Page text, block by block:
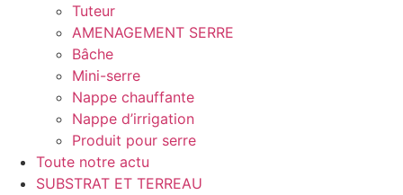
Tuteur
AMENAGEMENT SERRE
Bâche
Mini-serre
Nappe chauffante
Nappe d’irrigation
Produit pour serre
Toute notre actu
SUBSTRAT ET TERREAU